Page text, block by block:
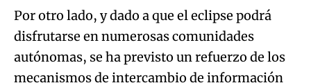
mecanismos de intercambio de información
entre administraciones: delegaciones y
subdelegaciones del Gobierno, servicios de
emergencias autonómicos, Fuerzas y Cuerpos